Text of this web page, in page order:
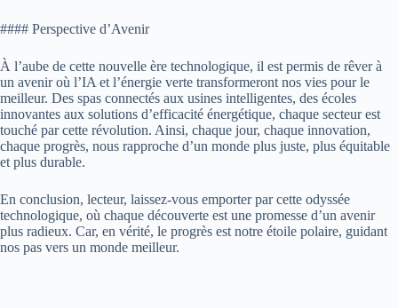
#### Perspective d’Avenir
À l’aube de cette nouvelle ère technologique, il est permis de rêver à
un avenir où l’IA et l’énergie verte transformeront nos vies pour le
meilleur. Des spas connectés aux usines intelligentes, des écoles
innovantes aux solutions d’efficacité énergétique, chaque secteur est
touché par cette révolution. Ainsi, chaque jour, chaque innovation,
chaque progrès, nous rapproche d’un monde plus juste, plus équitable
et plus durable.
En conclusion, lecteur, laissez-vous emporter par cette odyssée
technologique, où chaque découverte est une promesse d’un avenir
plus radieux. Car, en vérité, le progrès est notre étoile polaire, guidant
nos pas vers un monde meilleur.